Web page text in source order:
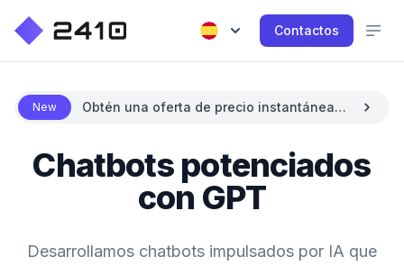
Contactos
New
Obtén una oferta de precio instantánea
Chatbots potenciados
con GPT
Desarrollamos chatbots impulsados por IA que